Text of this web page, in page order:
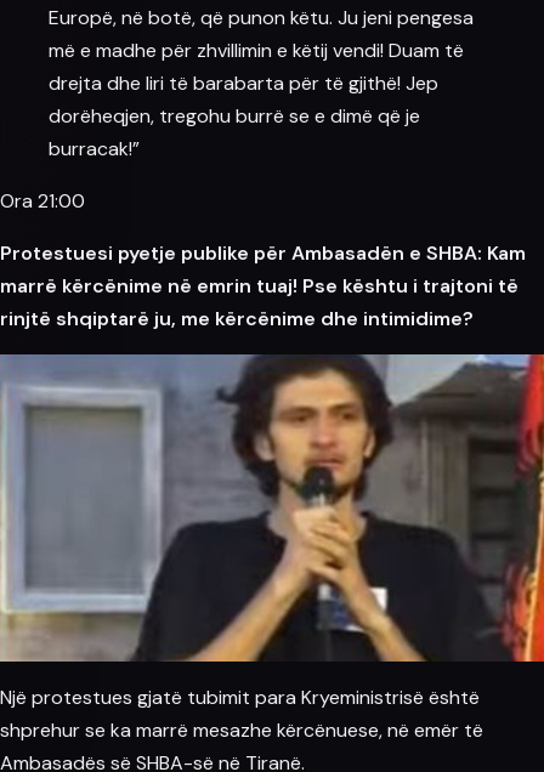
Europë, në botë, që punon këtu. Ju jeni pengesa
më e madhe për zhvillimin e këtij vendi! Duam të
drejta dhe liri të barabarta për të gjithë! Jep
dorëheqjen, tregohu burrë se e dimë që je
burracak!”
Ora 21:00
Protestuesi pyetje publike për Ambasadën e SHBA: Kam
marrë kërcënime në emrin tuaj! Pse kështu i trajtoni të
rinjtë shqiptarë ju, me kërcënime dhe intimidime?
Një protestues gjatë tubimit para Kryeministrisë është
shprehur se ka marrë mesazhe kërcënuese, në emër të
Ambasadës së SHBA-së në Tiranë.